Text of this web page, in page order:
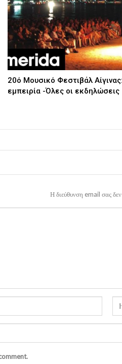
20ό Μουσικό Φεστιβάλ
εμπειρία -Όλες οι εκδηλώσεις
Η διεύθυνση email σας δεν